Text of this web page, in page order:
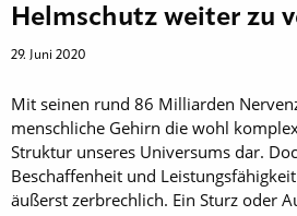
Helmschutz weiter zu
29. Juni 2020
Mit seinen rund 86 Milliarden
menschliche Gehirn die wohl
Struktur unseres Universums dar.
Beschaffenheit und
äußerst zerbrechlich. Ein Sturz oder